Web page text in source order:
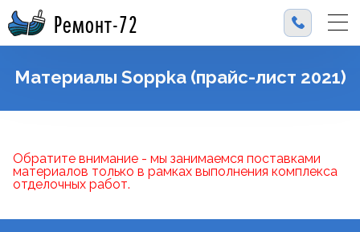
Ремонт-72
Материалы Soppka (прайс-лист 2021)
Обратите внимание - мы занимаемся поставками
материалов только в рамках выполнения комплекса
отделочных работ.